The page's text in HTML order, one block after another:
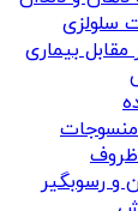
سلولزی
مقابل بیماری
و رسوبگیر